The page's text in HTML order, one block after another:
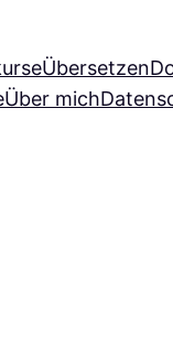
Übersetzen
Über mich